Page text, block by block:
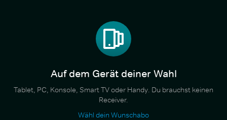
Auf dem Gerät deiner Wahl
Tablet, PC, Konsole, Smart TV oder Handy. Du brauchst keinen
Receiver.
Wähl dein Wunschabo